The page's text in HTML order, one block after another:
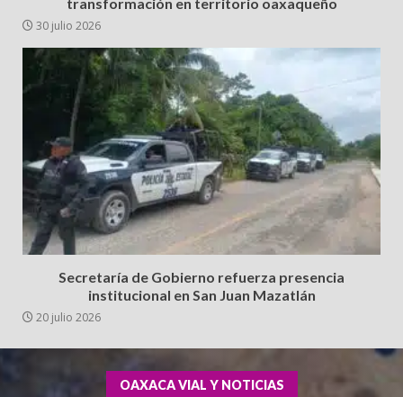
30 julio 2026
Secretaría de Gobierno refuerza presencia
institucional en San Juan Mazatlán
20 julio 2026
OAXACA VIAL Y NOTICIAS